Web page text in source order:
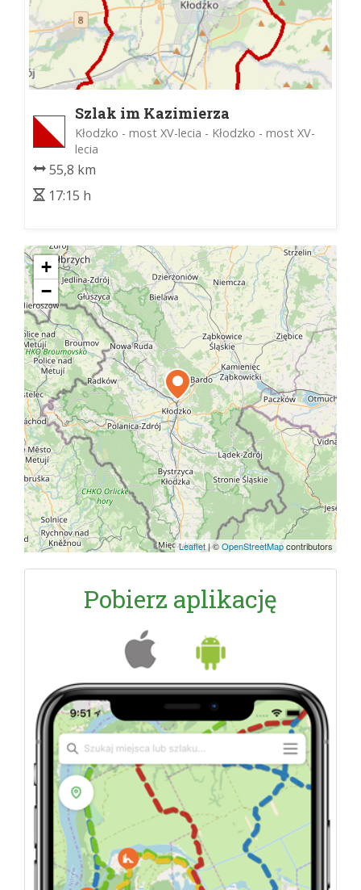
Szlak im Kazimierza
Rzewuskiego
Kłodzko - most XV-lecia - Kłodzko - most XV-
lecia
55,8 km
17:15 h
+
−
Leaflet|©OpenStreetMapcontributors
Pobierz aplikację